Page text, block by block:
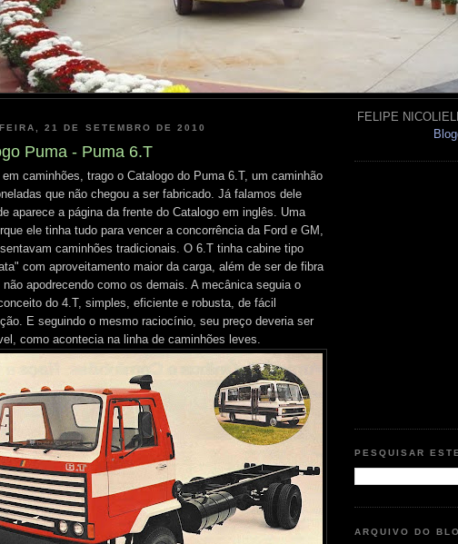
21 DE SETEMBRO DE 2010
Puma - Puma 6.T
em caminhões, trago o Catalogo do Puma 6.T, um caminhão
que não chegou a ser fabricado. Já falamos dele
aparece a página da frente do Catalogo em inglês. Uma
ele tinha tudo para vencer a concorrência da Ford e GM,
caminhões tradicionais. O 6.T tinha cabine tipo
com aproveitamento maior da carga, além de ser de fibra
não apodrecendo como os demais. A mecânica seguia o
do 4.T, simples, eficiente e robusta, de fácil
E seguindo o mesmo raciocínio, seu preço deveria ser
como acontecia na linha de caminhões leves.
FELIPE
PESQUISAR
ARQUIVO DO